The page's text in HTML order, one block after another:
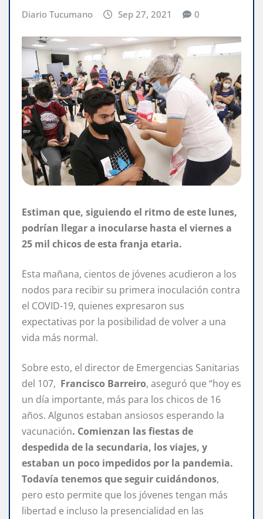
Diario Tucumano Sep 27, 2021 0
Estiman que, siguiendo el ritmo de este lunes,
podrían llegar a inocularse hasta el viernes a
25 mil chicos de esta franja etaria.
Esta mañana, cientos de jóvenes acudieron a los
nodos para recibir su primera inoculación contra
el COVID-19, quienes expresaron sus
expectativas por la posibilidad de volver a una
vida más normal.
Sobre esto, el director de Emergencias Sanitarias
del 107, Francisco Barreiro, aseguró que “hoy es
un día importante, más para los chicos de 16
años. Algunos estaban ansiosos esperando la
vacunación. Comienzan las fiestas de
despedida de la secundaria, los viajes, y
estaban un poco impedidos por la pandemia.
Todavía tenemos que seguir cuidándonos,
pero esto permite que los jóvenes tengan más
libertad e incluso la presencialidad en las